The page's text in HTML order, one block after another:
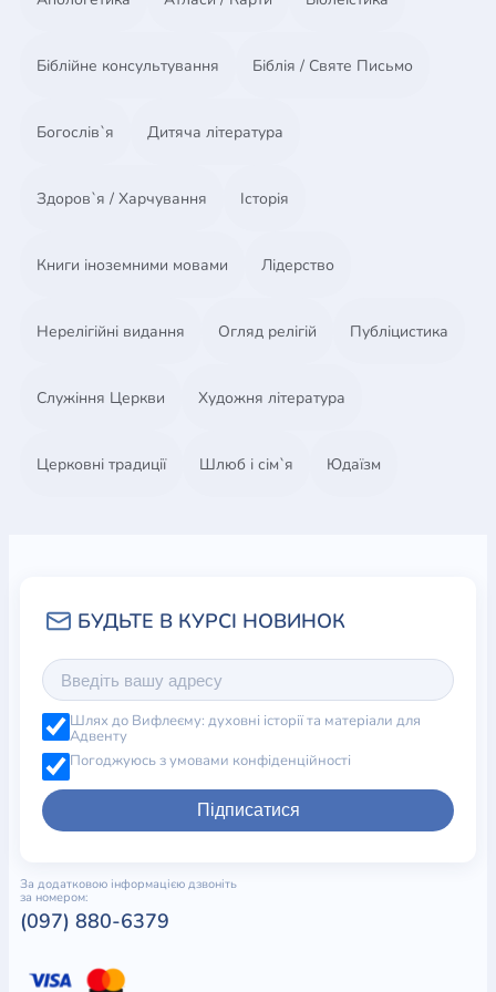
Біблійне консультування Біблія / Святе Письмо
Богослів`я Дитяча література
Здоров`я / Харчування Історія
Книги іноземними мовами Лідерство
Нерелігійні видання Огляд релігій Публіцистика
Служіння Церкви Художня література
Церковні традиції Шлюб і сім`я Юдаїзм
Шлях до Вифлеєму: духовні історії та матеріали для
Адвенту
Погоджуюсь з умовами конфіденційності
Підписатися
За додатковою інформацією дзвоніть
за номером:
(097) 880-6379